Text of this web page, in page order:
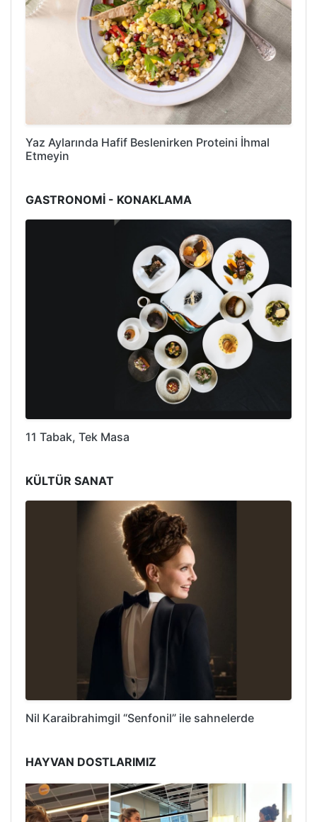
Yaz Aylarında Hafif Beslenirken Proteini İhmal
Etmeyin
GASTRONOMİ - KONAKLAMA
11 Tabak, Tek Masa
KÜLTÜR SANAT
Nil Karaibrahimgil “Senfonil” ile sahnelerde
HAYVAN DOSTLARIMIZ